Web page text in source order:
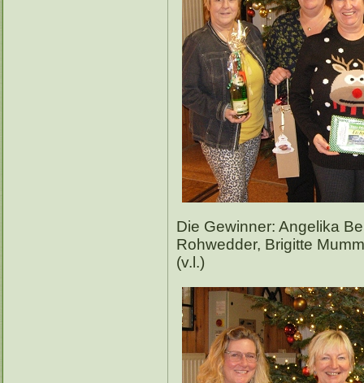
Die Gewinner: Angelika
Rohwedder, Brigitte
(v.l.)